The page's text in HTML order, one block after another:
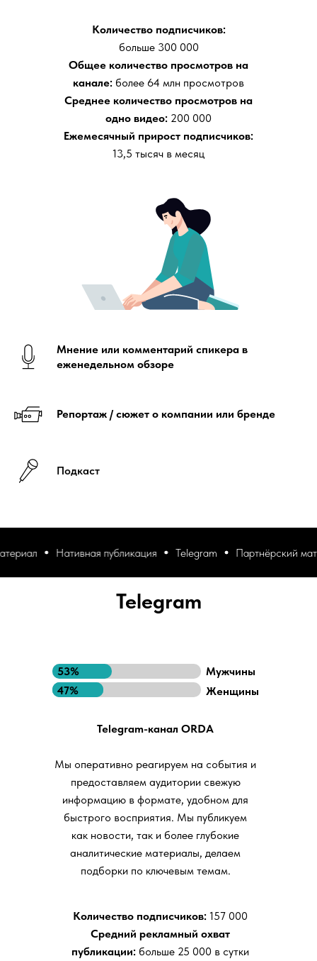
Количество подписчиков:
больше 300 000
Общее количество просмотров на
канале: более 64 млн просмотров
Среднее количество просмотров на
одно видео: 200 000
Ежемесячный прирост подписчиков:
13,5 тысяч в месяц
Мнение или комментарий спикера в
еженедельном обзоре
Репортаж / сюжет о компании или бренде
Подкаст
Нативная публикация Telegram Партнёрский
Telegram
Женщины
Мужчины
47%
53%
Количество подписчиков: 157 000
Средний рекламный охват
публикации: больше 25 000 в сутки
Telegram-канал ORDA
Мы оперативно реагируем на события и
предоставляем аудитории свежую
информацию в формате, удобном для
быстрого восприятия. Мы публикуем
как новости, так и более глубокие
аналитические материалы, делаем
подборки по ключевым темам.